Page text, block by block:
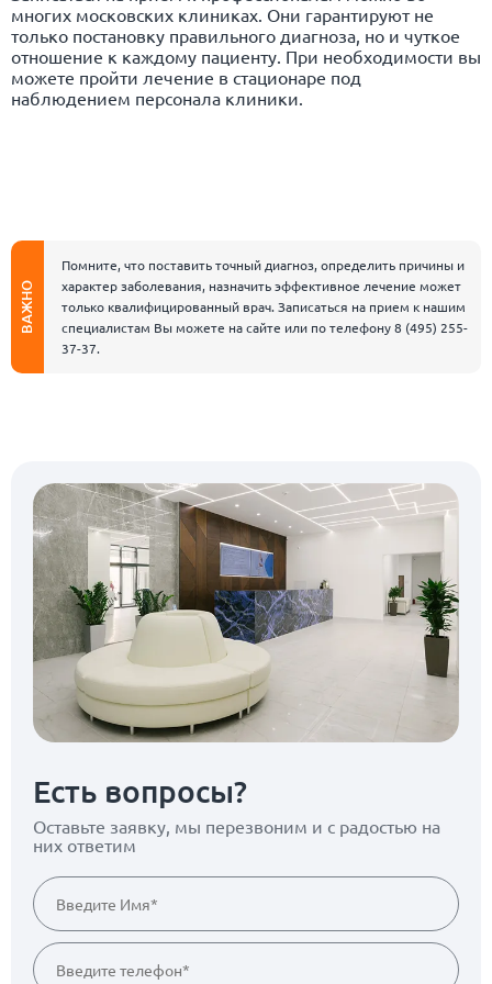
многих московских клиниках. Они гарантируют не
только постановку правильного диагноза, но и чуткое
отношение к каждому пациенту. При необходимости вы
можете пройти лечение в стационаре под
наблюдением персонала клиники.
ВАЖНО
Помните, что поставить точный диагноз, определить причины и
характер заболевания, назначить эффективное лечение может
только квалифицированный врач. Записаться на прием к нашим
специалистам Вы можете на сайте или по телефону8 (495) 255-
37-37.
Есть вопросы?
Оставьте заявку, мы перезвоним и с радостью на
них ответим